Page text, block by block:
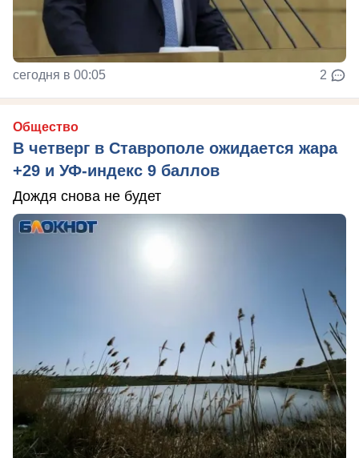
сегодня в 00:05 2
Общество
В четверг в Ставрополе ожидается жара
+29 и УФ-индекс 9 баллов
Дождя снова не будет